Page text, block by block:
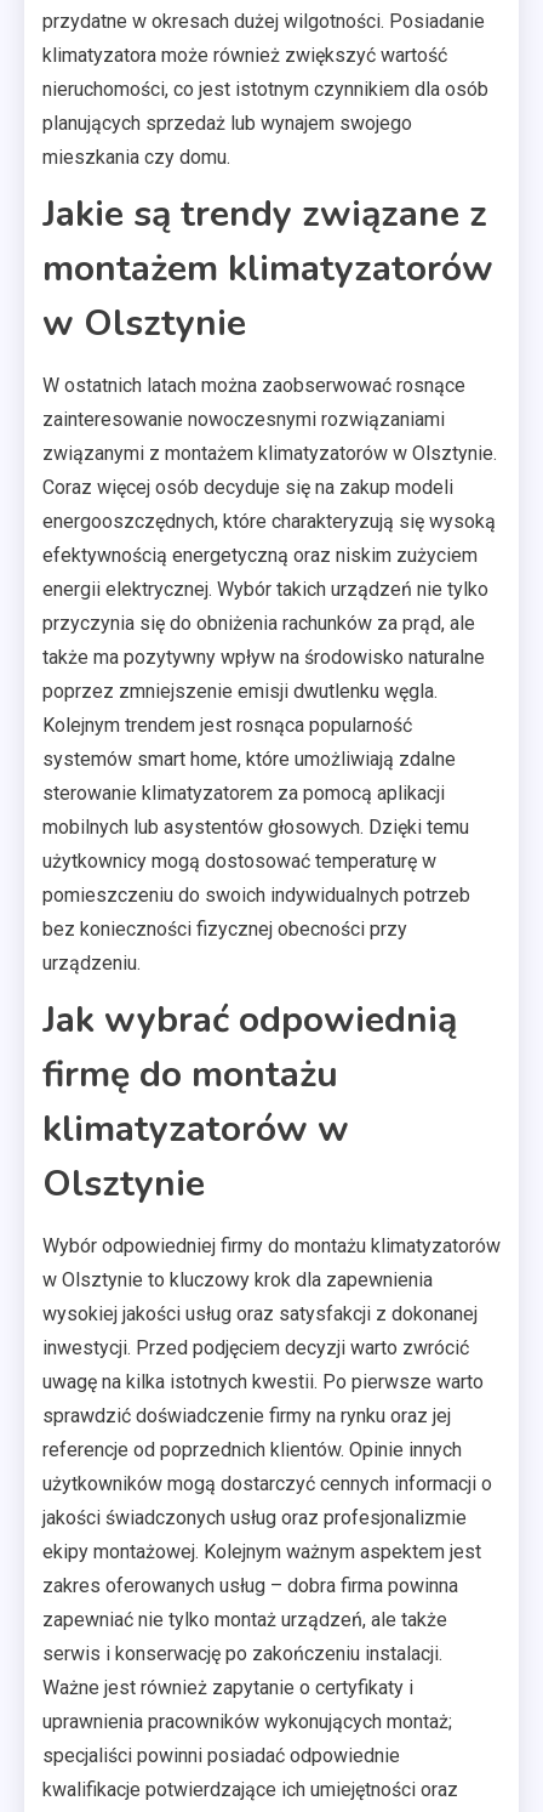
przydatne w okresach dużej wilgotności. Posiadanie
klimatyzatora może również zwiększyć wartość
nieruchomości, co jest istotnym czynnikiem dla osób
planujących sprzedaż lub wynajem swojego
mieszkania czy domu.
Jakie są trendy związane z
montażem klimatyzatorów
w Olsztynie
W ostatnich latach można zaobserwować rosnące
zainteresowanie nowoczesnymi rozwiązaniami
związanymi z montażem klimatyzatorów w Olsztynie.
Coraz więcej osób decyduje się na zakup modeli
energooszczędnych, które charakteryzują się wysoką
efektywnością energetyczną oraz niskim zużyciem
energii elektrycznej. Wybór takich urządzeń nie tylko
przyczynia się do obniżenia rachunków za prąd, ale
także ma pozytywny wpływ na środowisko naturalne
poprzez zmniejszenie emisji dwutlenku węgla.
Kolejnym trendem jest rosnąca popularność
systemów smart home, które umożliwiają zdalne
sterowanie klimatyzatorem za pomocą aplikacji
mobilnych lub asystentów głosowych. Dzięki temu
użytkownicy mogą dostosować temperaturę w
pomieszczeniu do swoich indywidualnych potrzeb
bez konieczności fizycznej obecności przy
urządzeniu.
Jak wybrać odpowiednią
firmę do montażu
klimatyzatorów w
Olsztynie
Wybór odpowiedniej firmy do montażu klimatyzatorów
w Olsztynie to kluczowy krok dla zapewnienia
wysokiej jakości usług oraz satysfakcji z dokonanej
inwestycji. Przed podjęciem decyzji warto zwrócić
uwagę na kilka istotnych kwestii. Po pierwsze warto
sprawdzić doświadczenie firmy na rynku oraz jej
referencje od poprzednich klientów. Opinie innych
użytkowników mogą dostarczyć cennych informacji o
jakości świadczonych usług oraz profesjonalizmie
ekipy montażowej. Kolejnym ważnym aspektem jest
zakres oferowanych usług – dobra firma powinna
zapewniać nie tylko montaż urządzeń, ale także
serwis i konserwację po zakończeniu instalacji.
Ważne jest również zapytanie o certyfikaty i
uprawnienia pracowników wykonujących montaż;
specjaliści powinni posiadać odpowiednie
kwalifikacje potwierdzające ich umiejętności oraz